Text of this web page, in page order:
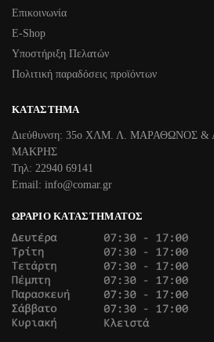
Επικοινωνία
Ε-Shop
Υποστήριξη Πελατών
Πολιτική παραδόσεις προϊόντων
ΚΑΤΆΣΤΗΜΑ
Διεύθυνση: 35ο ΧΛΜ. Λ. ΜΑΡΑΘΩΝΟΣ
ΜΑΚΡΗΣ
Τηλ: 22940 69141
Email: info@comar.gr
ΩΡΆΡΙΟ ΚΑΤΑΣΤΉΜΑΤΟΣ